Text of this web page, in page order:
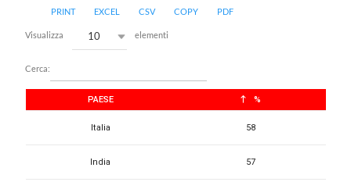
PRINT EXCEL CSV COPY PDF
Visualizza 10 elementi
Cerca:
PAESE %
Italia 58
India 57